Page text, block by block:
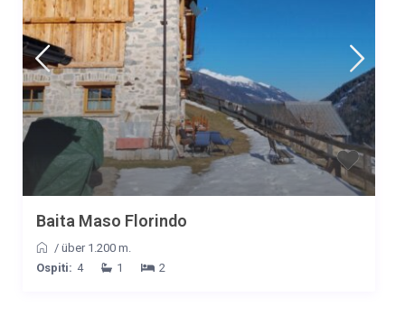
Baita Maso Florindo
/ über 1.200 m.
Ospiti: 4 1 2